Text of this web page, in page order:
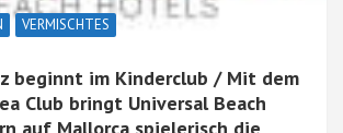
VERMISCHTES
beginnt im Kinderclub / Mit dem
Club bringt Universal Beach